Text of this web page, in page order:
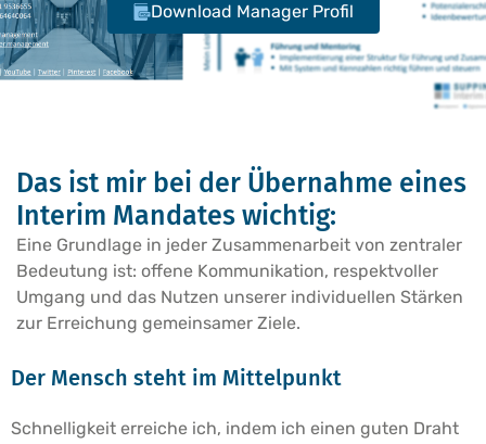
Download Manager Profil
Das ist mir bei der Übernahme eines
Interim Mandates wichtig:
Eine Grundlage in jeder Zusammenarbeit von zentraler
Bedeutung ist: offene Kommunikation, respektvoller
Umgang und das Nutzen unserer individuellen Stärken
zur Erreichung gemeinsamer Ziele.
Der Mensch steht im Mittelpunkt
Schnelligkeit erreiche ich, indem ich einen guten Draht